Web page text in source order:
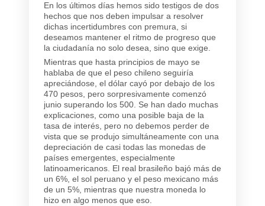
En los últimos días hemos sido testigos de dos
hechos que nos deben impulsar a resolver
dichas incertidumbres con premura, si
deseamos mantener el ritmo de progreso que
la ciudadanía no solo desea, sino que exige.
Mientras que hasta principios de mayo se
hablaba de que el peso chileno seguiría
apreciándose, el dólar cayó por debajo de los
470 pesos, pero sorpresivamente comenzó
junio superando los 500. Se han dado muchas
explicaciones, como una posible baja de la
tasa de interés, pero no debemos perder de
vista que se produjo simultáneamente con una
depreciación de casi todas las monedas de
países emergentes, especialmente
latinoamericanos. El real brasileño bajó más de
un 6%, el sol peruano y el peso mexicano más
de un 5%, mientras que nuestra moneda lo
hizo en algo menos que eso.